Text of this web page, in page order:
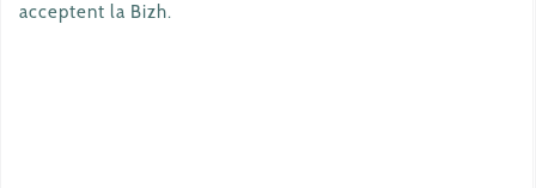
acceptent la Bizh.